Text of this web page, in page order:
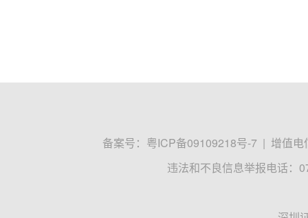
备案号： 粤ICP备09109218号-7 | 增值电
违法和不良信息举报电话：